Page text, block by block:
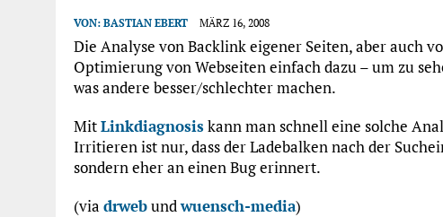
VON: BASTIAN EBERT MÄRZ 16, 2008
Die Analyse von Backlink eigener Seiten, aber auch
Optimierung von Webseiten einfach dazu – um zu
was andere besser/schlechter machen.
MitLinkdiagnosiskann man schnell eine solche
Irritieren ist nur, dass der Ladebalken nach der
sondern eher an einen Bug erinnert.
(via drwebundwuensch-media)